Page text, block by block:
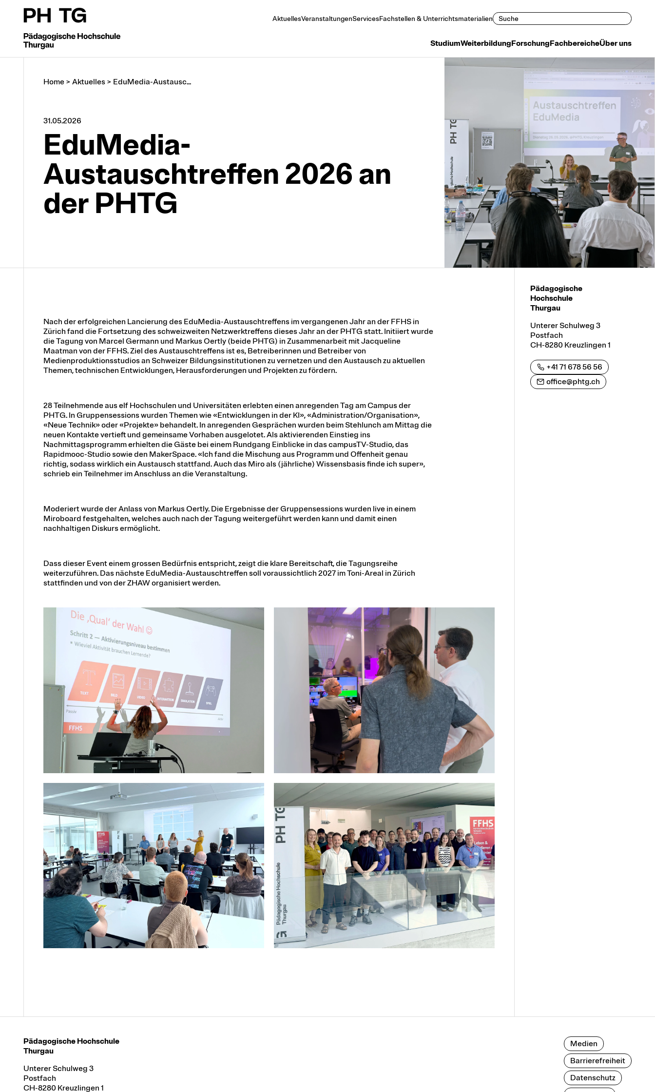
StudiumWeiterbildungForschungFachbereicheÜber uns
AktuellesVeranstaltungenServicesFachstellen & Unterrichtsmaterialien Suchen
Home > Aktuelles > EduMedia-Austausc...
31.05.2026
EduMedia-
Austauschtreffen 2026 an
der PHTG
Nach der erfolgreichen Lancierung des EduMedia-Austauschtreffens im vergangenen Jahr an der FFHS in
Zürich fand die Fortsetzung des schweizweiten Netzwerktreffens dieses Jahr an der PHTG statt. Initiiert wurde
die Tagung von Marcel Germann und Markus Oertly (beide PHTG) in Zusammenarbeit mit Jacqueline
Maatman von der FFHS. Ziel des Austauschtreffens ist es, Betreiberinnen und Betreiber von
Medienproduktionsstudios an Schweizer Bildungsinstitutionen zu vernetzen und den Austausch zu aktuellen
Themen, technischen Entwicklungen, Herausforderungen und Projekten zu fördern.
28 Teilnehmende aus elf Hochschulen und Universitäten erlebten einen anregenden Tag am Campus der
PHTG. In Gruppensessions wurden Themen wie «Entwicklungen in der KI», «Administration/Organisation»,
«Neue Technik» oder «Projekte» behandelt. In anregenden Gesprächen wurden beim Stehlunch am Mittag die
neuen Kontakte vertieft und gemeinsame Vorhaben ausgelotet. Als aktivierenden Einstieg ins
Nachmittagsprogramm erhielten die Gäste bei einem Rundgang Einblicke in das campusTV-Studio, das
Rapidmooc-Studio sowie den MakerSpace. «Ich fand die Mischung aus Programm und Offenheit genau
richtig, sodass wirklich ein Austausch stattfand. Auch das Miro als (jährliche) Wissensbasis finde ich super»,
schrieb ein Teilnehmer im Anschluss an die Veranstaltung.
Moderiert wurde der Anlass von Markus Oertly. Die Ergebnisse der Gruppensessions wurden live in einem
Miroboard festgehalten, welches auch nach der Tagung weitergeführt werden kann und damit einen
nachhaltigen Diskurs ermöglicht.
Dass dieser Event einem grossen Bedürfnis entspricht, zeigt die klare Bereitschaft, die Tagungsreihe
weiterzuführen. Das nächste EduMedia-Austauschtreffen soll voraussichtlich 2027 im Toni-Areal in Zürich
stattfinden und von der ZHAW organisiert werden.
Pädagogische
Hochschule
Thurgau
Unterer Schulweg 3
Postfach
CH-8280 Kreuzlingen 1
+41 71 678 56 56
office@phtg.ch
Pädagogische Hochschule
Thurgau
Unterer Schulweg 3
Postfach
CH-8280 Kreuzlingen 1
Medien
Barrierefreiheit
Datenschutz